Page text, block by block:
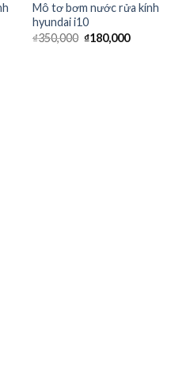
Mô tơ bơm nước rửa kính
hyundai i10
₫350,000 ₫180,000